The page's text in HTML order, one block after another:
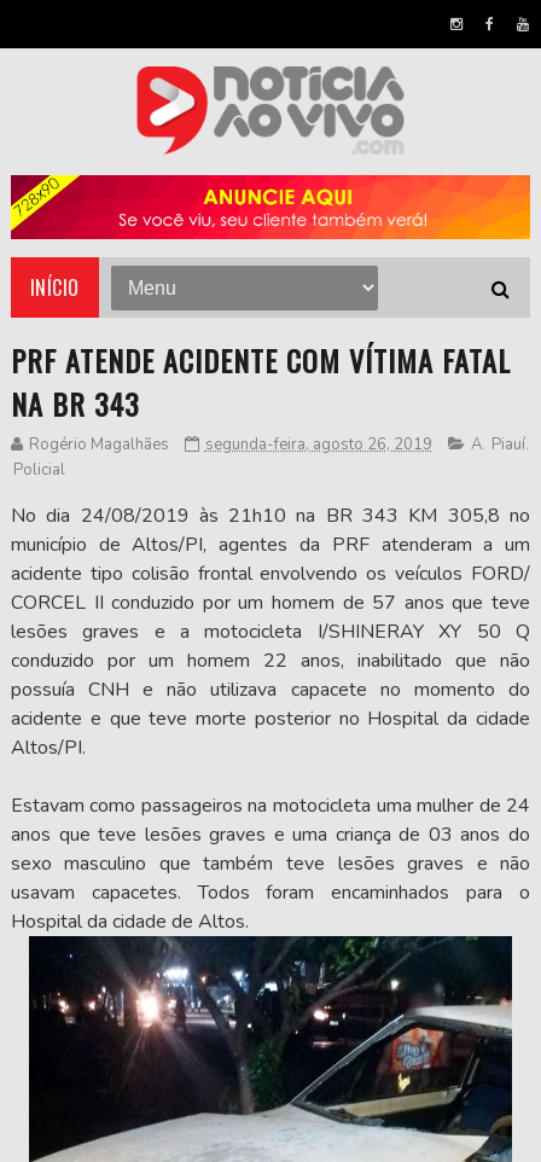
INÍCIO
PRF ATENDE ACIDENTE COM VÍTIMA FATAL
NA BR 343
Rogério Magalhães segunda-feira, agosto 26, 2019 A, Piauí,
Policial
No dia 24/08/2019 às 21h10 na BR 343 KM 305,8 no
município de Altos/PI, agentes da PRF atenderam a um
acidente tipo colisão frontal envolvendo os veículos FORD/
CORCEL II conduzido por um homem de 57 anos que teve
lesões graves e a motocicleta I/SHINERAY XY 50 Q
conduzido por um homem 22 anos, inabilitado que não
possuía CNH e não utilizava capacete no momento do
acidente e que teve morte posterior no Hospital da cidade
Altos/PI.
Estavam como passageiros na motocicleta uma mulher de 24
anos que teve lesões graves e uma criança de 03 anos do
sexo masculino que também teve lesões graves e não
usavam capacetes. Todos foram encaminhados para o
Hospital da cidade de Altos.